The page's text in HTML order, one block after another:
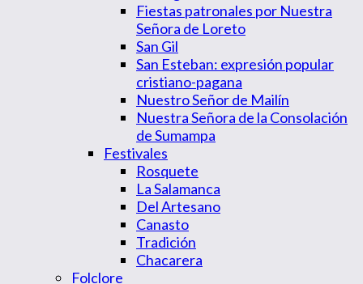
Fiestas patronales por Nuestra
Señora de Loreto
San Gil
San Esteban: expresión popular
cristiano-pagana
Nuestro Señor de Mailín
Nuestra Señora de la Consolación
de Sumampa
Festivales
Rosquete
La Salamanca
Del Artesano
Canasto
Tradición
Chacarera
Folclore